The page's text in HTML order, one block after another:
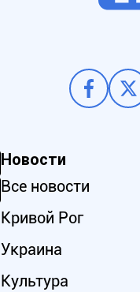
Новости
Все новости
Кривой Рог
Украина
Культура